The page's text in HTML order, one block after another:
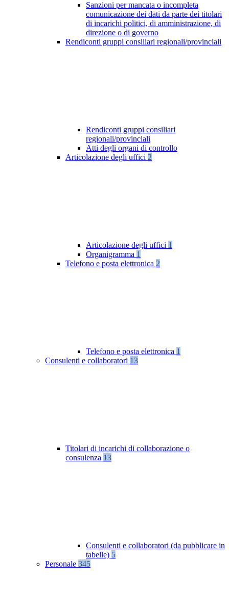
Sanzioni per mancata o incompleta
comunicazione dei dati da parte dei titolari
di incarichi politici, di amministrazione, di
direzione o di governo
Rendiconti gruppi consiliari regionali/provinciali
Rendiconti gruppi consiliari
regionali/provinciali
Atti degli organi di controllo
Articolazione degli uffici 2
Articolazione degli uffici 1
Organigramma 1
Telefono e posta elettronica 2
Telefono e posta elettronica 1
Consulenti e collaboratori 13
Titolari di incarichi di collaborazione o
consulenza 13
Consulenti e collaboratori (da pubblicare in
tabelle) 5
Personale 345